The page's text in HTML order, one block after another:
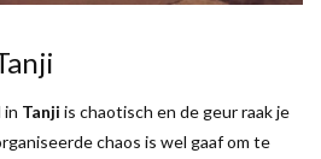
in Tanji is chaotisch en de geur raak je
chaos is wel gaaf om te